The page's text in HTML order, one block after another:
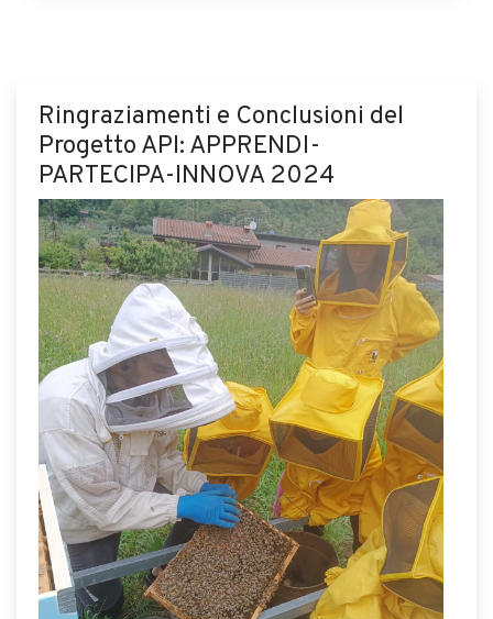
Ringraziamenti e Conclusioni del
Progetto API: APPRENDI-
PARTECIPA-INNOVA 2024